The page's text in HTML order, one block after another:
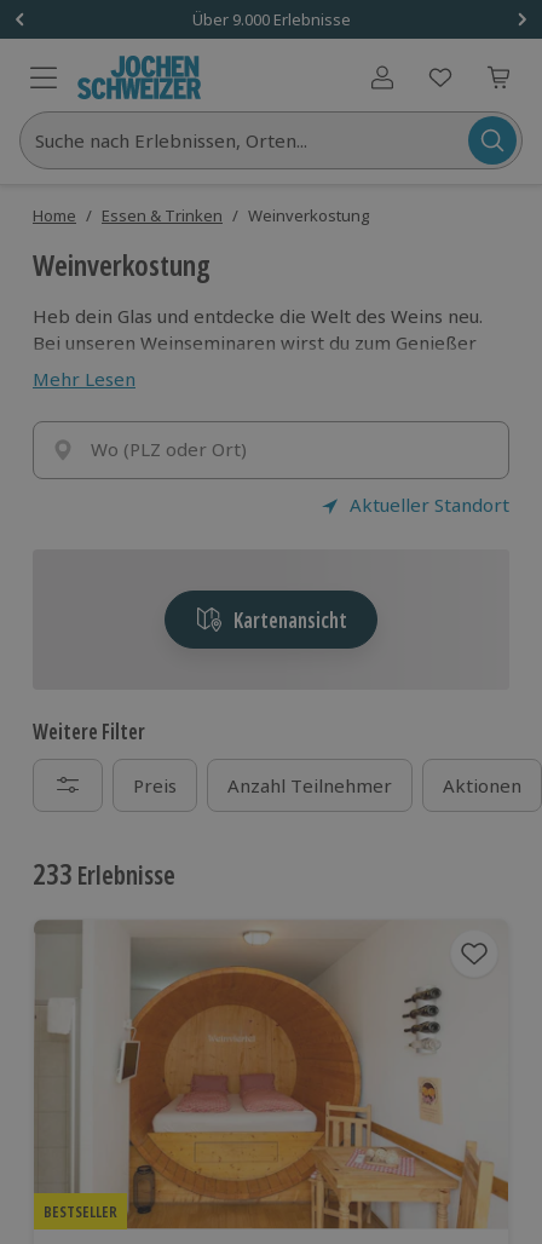
Über 9.000 Erlebnisse
Benutzerkonto
Suche nach Erlebnissen, Orten...
Home / Essen & Trinken / Weinverkostung
Weinverkostung
Heb dein Glas und entdecke die Welt des Weins neu.
Bei unseren Weinseminaren wirst du zum Genießer
mit geschultem Gaumen und lernst, worauf echte
Winzer achten.
Ein Erlebnis für alle, die Geschmack mit Wissen
verbinden.
Mehr Lesen
Wo (PLZ oder Ort)
Aktueller Standort
Kartenansicht
Weitere Filter
Preis Anzahl Teilnehmer Aktionen
233 Erlebnisse
BESTSELLER